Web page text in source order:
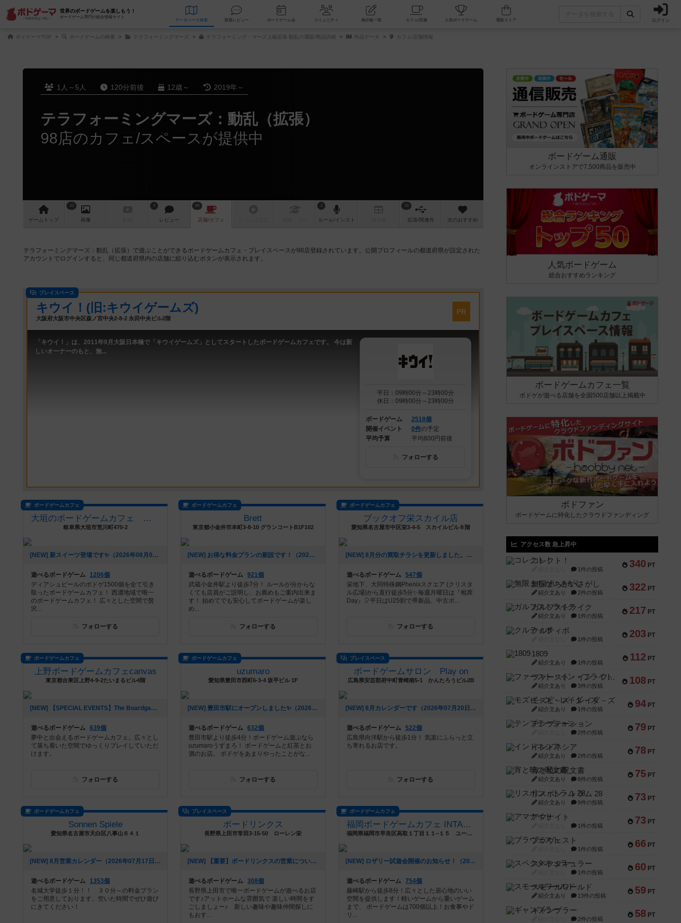
世界のボードゲームを楽しもう！
ボードゲーム専門の総合情報サイト
データベース 検索 新着レビュー ボードゲーム会 コミュニティ 掲示板一覧 カフェ/店舗 人気ボードゲーム ログイン
ボドゲーマTOP ボードゲームの検索 テラフォーミングマーズ テラフォーミング・マーズ上級拡張 動乱の通販/商品詳細 作品データ カフェ/店舗情報
1人～5人 120分前後 12歳～ 2019年～
テラフォーミングマーズ：動乱（拡張）
98店のカフェ/スペースが提供中
ゲーム トップ
10
画像
4
レビュー
99
店舗/カフェ
3
ルール/インスト
19
拡張/関連作 次のおすすめ
テラフォーミングマーズ：動乱（拡張）で遊ぶことができるボードゲームカフェ・プレイスペースが98店登録されています。公開プロフィールの都道府県が設定された
アカウントでログインすると、同じ都道府県内の店舗に絞り込むボタンが表示されます。
プレイスペース
キウイ！(旧:キウイゲームズ)
大阪府大阪市中央区森ノ宮中央2-8-2 永田中央ビル2階
PR
「キウイ！」は、2011年9月大阪日本橋で「キウイゲームズ」としてスタートしたボードゲームカフェです。 今は新
しいオーナーのもと、無...
平日：09時00分～23時00分
休日：09時00分～23時00分
ボードゲーム
2518個
開催イベント
0件の予定
平均予算
平均800円前後
フォローする
ボードゲームカフェ
大垣のボードゲームカフェ 黒やぎさん
岐阜県大垣市荒川町470-2
[NEW] 新スイーツ登場です✨️（2026年08月07日 17時00分）
遊べるボードゲーム
1206個
ディアシュピールのボドゲ1500個を全て引き
取ったボードゲームカフェ！ 西濃地域で唯一
のボードゲームカフェ！ 広々とした空間で贅
沢...
フォローする
ボードゲームカフェ
Brett
東京都小金井市本町3-8-10 グランコートB1F102
[NEW] お得な料金プランの新設です！（2026年07月28日 14時15分）
遊べるボードゲーム 921個
武蔵小金井駅より徒歩7分！ ルールが分からな
くても店員がご説明し、お薦めもご案内出来ま
す！ 始めてでも安心してボードゲームが楽し
め...
フォローする
ボードゲームカフェ
ブックオフ栄スカイル店
愛知県名古屋市中区栄3-4-5 スカイルビル８階
[NEW] 8月分の買取チラシを更新しました。（2026年07月27日 17時53分）
遊べるボードゲーム 547個
栄地下、大同特殊鋼Phenixスクエア (クリスタ
ル広場)から直行徒歩5分✨毎週月曜日は『相席
Day』🎈平日はU25割で🉐新品、中古ボ...
フォローする
ボードゲームカフェ
上野ボードゲームカフェcanvas
東京都台東区上野4-9-2たいまるビル4階
[NEW] 【SPECIAL EVENTS】The Boardgame Partyレポート｜canvas Girl's Day｜2026/7/24（2026年07月25日 22時12分）
遊べるボードゲーム 639個
夢中と出会えるボードゲームカフェ。広々とし
て落ち着いた空間でゆっくりプレイしていただ
けます。
フォローする
ボードゲームカフェ
uzumaro
愛知県豊田市西町6-3-4 坂平ビル 1F
[NEW] 豊田市駅にオープンしました✨（2026年07月24日 13時44分）
遊べるボードゲーム 632個
豊田市駅より徒歩4分！ボードゲーム遊ぶなら
uzumaroうずまろ！ ボードゲームと紅茶とお
酒のお店。 ボドゲをあまりやったことがな...
フォローする
プレイスペース
ボードゲームサロン Play on
広島県安芸郡府中町青崎南5-1 かんたろうビル2B
[NEW] 8月カレンダーです（2026年07月20日 21時16分）
遊べるボードゲーム 522個
広島県向洋駅から徒歩1分！ 気楽にふらっと立
ち寄れるお店です。
フォローする
ボードゲームカフェ
Sonnen Spiele
愛知県名古屋市天白区八事山６４１
[NEW] 8月営業カレンダー（2026年07月17日 13時19分）
遊べるボードゲーム
1353個
名城大学徒歩１分！！ ３０分～の料金プラン
をご用意しております。空いた時間でぜひ遊び
にきてください！
プレイスペース
ボードリンクス
長野県上田市常田3-15-50 ローレン栄
[NEW] 【重要】ボードリンクスの営業についてお知らせ（2026年06月23日 13時10分）
遊べるボードゲーム 308個
長野県上田市で唯一ボードゲームが遊べるお店
です♪アットホームな雰囲気で 楽しい時間をす
ごしましょー♪ 新しい趣味や趣味仲間探しに
もおす...
ボードゲームカフェ
福岡ボードゲームカフェ INTALES Cafe
福岡県福岡市早良区高取１丁目１１−１５ ユーテラス高取
[NEW] ロザリー試遊会開催のお知らせ！（2026年06月23日 05時02分）
遊べるボードゲーム 754個
藤崎駅から徒歩8分！広々とした居心地のいい
空間を提供します！軽いゲームから重いゲーム
まで、 ボードゲームは700個以上！お食事やド
リ...
ボードゲーム通販
オンラインストアで7,500商品を販売中
人気ボードゲーム
総合おすすめランキング
ボードゲームカフェ一覧
ボドゲが遊べる店舗を全国500店舗以上掲載中
ボドファン
ボードゲームに特化したクラウドファンディング
アクセス数 急上昇中
340 PT
コレクト！
1件の投稿
322 PT
無限まちがいさがし
紹介文あり 2件の投稿
217 PT
ガルフストライク
紹介文あり 1件の投稿
203 PT
クルティボ
1件の投稿
112 PT
1809
紹介文あり 1件の投稿
108 PT
ファースト・イン・フライト
紹介文あり 3件の投稿
94 PT
モズビ－ズ・レイダ－ズ
紹介文あり 1件の投稿
79 PT
テンプテーション
2件の投稿
78 PT
インドネシア
紹介文あり 2件の投稿
75 PT
宵と暁の呪文書
紹介文あり 8件の投稿
73 PT
リスボン・トラム 28
紹介文あり 9件の投稿
73 PT
アマナイト
1件の投稿
66 PT
ブラヴェスト
1件の投稿
60 PT
スペクタキュラー
1件の投稿
59 PT
スモールワールド
紹介文あり 13件の投稿
58 PT
ギャンブラー
2件の投稿